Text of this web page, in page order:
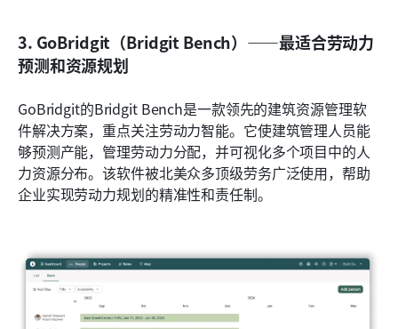
3. GoBridgit（Bridgit Bench）——最适合劳动力
预测和资源规划
GoBridgit的Bridgit Bench是一款领先的建筑资源管理软
件解决方案，重点关注劳动力智能。它使建筑管理人员能
够预测产能，管理劳动力分配，并可视化多个项目中的人
力资源分布。该软件被北美众多顶级劳务广泛使用，帮助
企业实现劳动力规划的精准性和责任制。